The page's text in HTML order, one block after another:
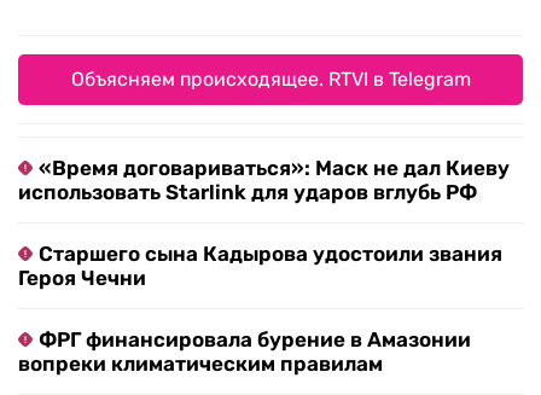
Объясняем происходящее. RTVI в Telegram
«Время договариваться»: Маск не дал Киеву
использовать Starlink для ударов вглубь РФ
Старшего сына Кадырова удостоили звания
Героя Чечни
ФРГ финансировала бурение в Амазонии
вопреки климатическим правилам